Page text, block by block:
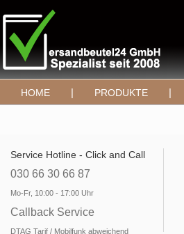
HOME | PRODUKTE |
Service Hotline - Click and Call
030 66 30 66 87
Mo-Fr, 10:00 - 17:00 Uhr
Callback Service
DTAG Tarif / Mobilfunk abweichend